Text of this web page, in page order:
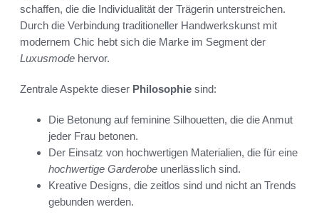
schaffen, die die Individualität der Trägerin unterstreichen.
Durch die Verbindung traditioneller Handwerkskunst mit
modernem Chic hebt sich die Marke im Segment der
Luxusmode hervor.
Zentrale Aspekte dieser Philosophie sind:
Die Betonung auf feminine Silhouetten, die die Anmut
jeder Frau betonen.
Der Einsatz von hochwertigen Materialien, die für eine
hochwertige Garderobe unerlässlich sind.
Kreative Designs, die zeitlos sind und nicht an Trends
gebunden werden.